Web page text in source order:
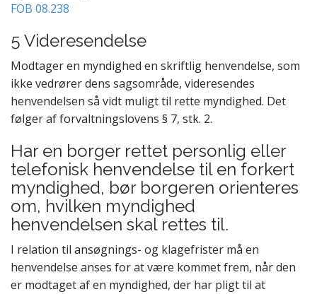
FOB 08.238
5 Videresendelse
Modtager en myndighed en skriftlig henvendelse, som
ikke vedrører dens sagsområde, videresendes
henvendelsen så vidt muligt til rette myndighed. Det
følger af forvaltningslovens § 7, stk. 2.
Har en borger rettet personlig eller
telefonisk henvendelse til en forkert
myndighed, bør borgeren orienteres
om, hvilken myndighed
henvendelsen skal rettes til.
I relation til ansøgnings- og klagefrister må en
henvendelse anses for at være kommet frem, når den
er modtaget af en myndighed, der har pligt til at